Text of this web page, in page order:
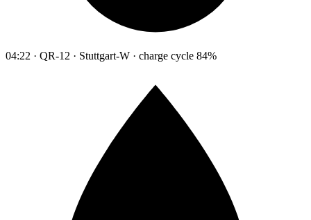
04:22 · QR-12 · Stuttgart-W · charge cycle 84%